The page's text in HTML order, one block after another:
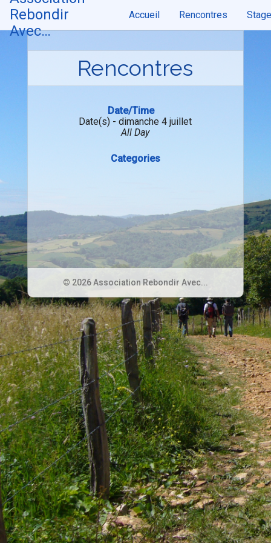
Skip
content
Rebondir
Avec…
Accueil Rencontres
Rencontres
Date/Time
Date(s) - dimanche 4 juillet
All Day
Categories
© 2026 Association Rebondir Avec...